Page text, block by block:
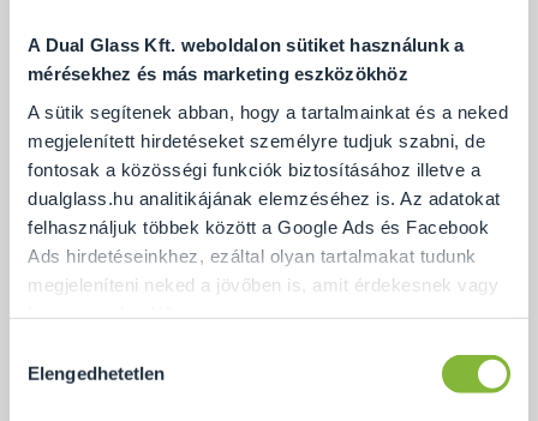
A Dual Glass Kft. weboldalon sütiket használunk a
mérésekhez és más marketing eszközökhöz
A sütik segítenek abban, hogy a tartalmainkat és a neked
megjelenített hirdetéseket személyre tudjuk szabni, de
fontosak a közösségi funkciók biztosításához illetve a
dualglass.hu analitikájának elemzéséhez is. Az adatokat
felhasználjuk többek között a Google Ads és Facebook
Ads hirdetéseinkhez, ezáltal olyan tartalmakat tudunk
megjeleníteni neked a jövőben is, amit érdekesnek vagy
Ennek a biztosításához
arra kérünk, hogy engedd meg
Természetesen
kiválasztása
Elengedhetetlen
Egy jól megválasztott térelválasztó úgy teremt új
tereket, hogy azok továbbra is jól használhatóak és
esztétikusak maradnak.
Az üvegfal világos, átlátható tereket biztosít,
tárgyalások.